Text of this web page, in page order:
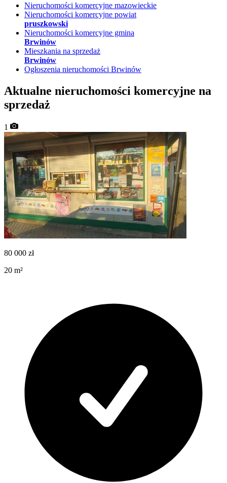
Nieruchomości komercyjne mazowieckie
Nieruchomości komercyjne powiat
pruszkowski
Nieruchomości komercyjne gmina
Brwinów
Mieszkania na sprzedaż
Brwinów
Ogłoszenia nieruchomości Brwinów
Aktualne nieruchomości komercyjne na
sprzedaż
1
80 000 zł
20 m²